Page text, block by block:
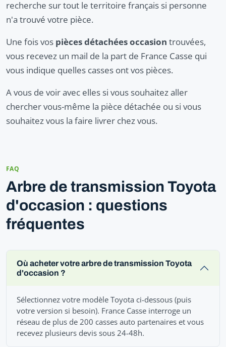
recherche sur tout le territoire français si personne
n'a trouvé votre pièce.
Une fois vos pièces détachées occasion trouvées,
vous recevez un mail de la part de France Casse qui
vous indique quelles casses ont vos pièces.
A vous de voir avec elles si vous souhaitez aller
chercher vous-même la pièce détachée ou si vous
souhaitez vous la faire livrer chez vous.
FAQ
Arbre de transmission Toyota
d'occasion : questions
fréquentes
Où acheter votre arbre de transmission Toyota
d'occasion ?
Sélectionnez votre modèle Toyota ci-dessous (puis
votre version si besoin). France Casse interroge un
réseau de plus de 200 casses auto partenaires et vous
recevez plusieurs devis sous 24-48h.